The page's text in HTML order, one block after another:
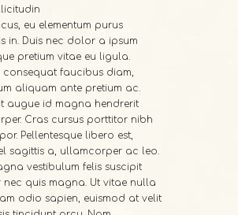
eu elementum purus
in. Duis nec dolor a ipsum
pretium vitae eu ligula.
consequat faucibus diam,
aliquam ante pretium ac.
augue id magna hendrerit
Cras cursus porttitor nibh
Pellentesque libero est,
sagittis a, ullamcorper ac leo.
vestibulum felis suscipit
nec quis magna. Ut vitae nulla
odio sapien, euismod at velit